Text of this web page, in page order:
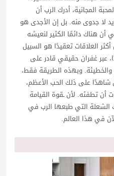
المجانية، أدرك الرب أن
لا جدوى منه. بل إن الأجدى هو
أن هناك دائمًا الكثير لنعيشه
العلاقات تعقيدًا هو السبيل
عبر غفران حقيقي قادر على
والخطيئة. وبهذه الطريقة فقط،
شاهدًا على ذلك الحب الأعظم،
أن تطفئه. لأن ـقوة القيامة
الشعلة التي طبعها الرب في
في هذا العالم.